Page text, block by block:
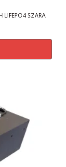
LIFEPO4 SZARA